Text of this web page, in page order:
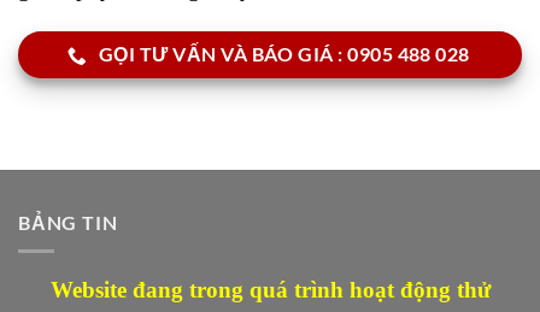
GỌI TƯ VẤN VÀ BÁO GIÁ : 0905 488 028
BẢNG TIN
Website đang trong quá trình hoạt động thử